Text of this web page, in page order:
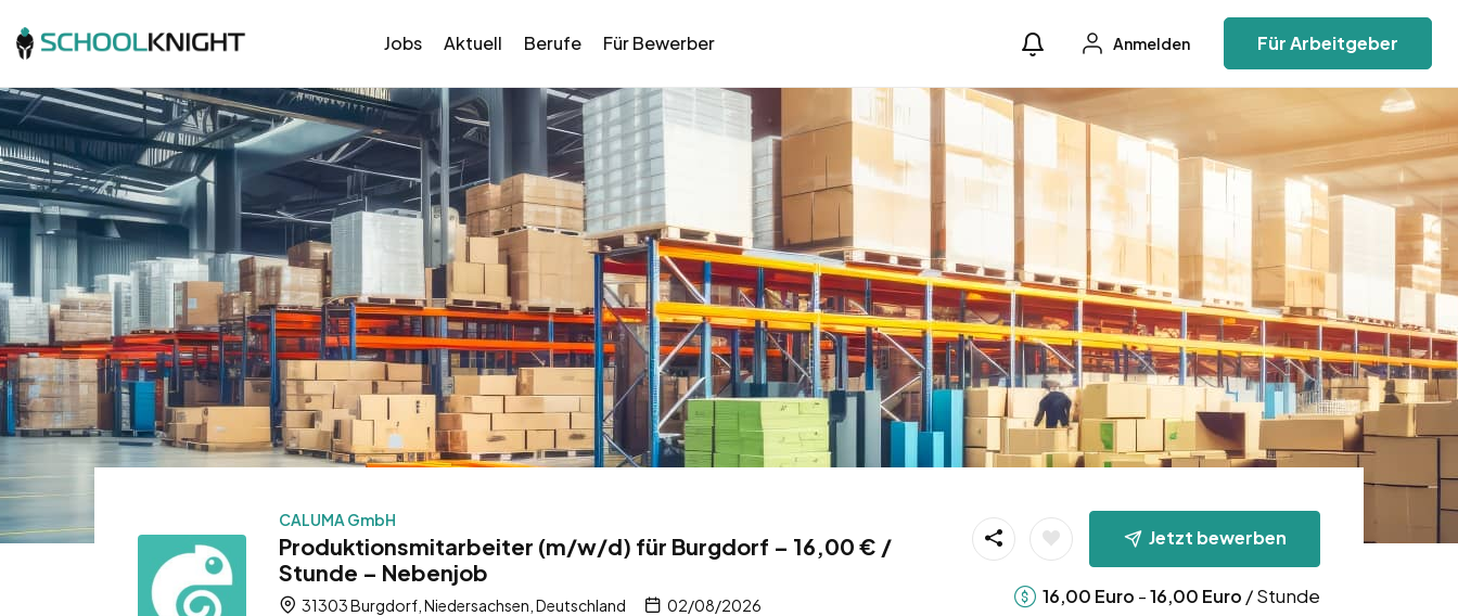
Jobs Aktuell Berufe Für Bewerber Anmelden Für Arbeitgeber
CALUMA GmbH
Produktionsmitarbeiter (m/w/d) für Burgdorf – 16,00 € /
Stunde – Nebenjob
31303 Burgdorf, Niedersachsen, Deutschland 02/08/2026
Jetzt bewerben
16,00 Euro -16,00 Euro / Stunde